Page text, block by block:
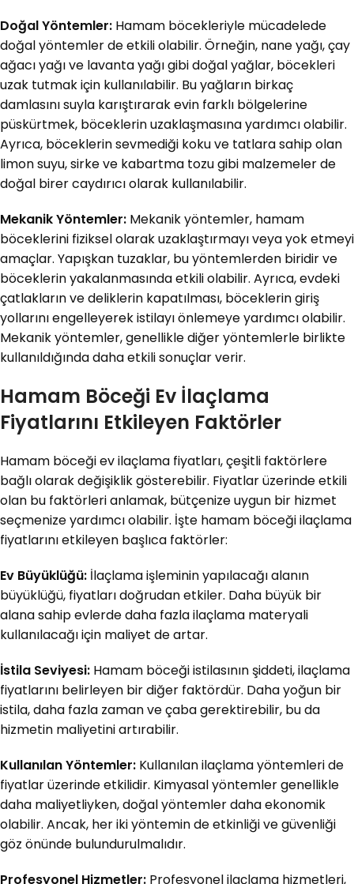
Doğal Yöntemler: Hamam böcekleriyle mücadelede
doğal yöntemler de etkili olabilir. Örneğin, nane yağı, çay
ağacı yağı ve lavanta yağı gibi doğal yağlar, böcekleri
uzak tutmak için kullanılabilir. Bu yağların birkaç
damlasını suyla karıştırarak evin farklı bölgelerine
püskürtmek, böceklerin uzaklaşmasına yardımcı olabilir.
Ayrıca, böceklerin sevmediği koku ve tatlara sahip olan
limon suyu, sirke ve kabartma tozu gibi malzemeler de
doğal birer caydırıcı olarak kullanılabilir.
Mekanik Yöntemler: Mekanik yöntemler, hamam
böceklerini fiziksel olarak uzaklaştırmayı veya yok etmeyi
amaçlar. Yapışkan tuzaklar, bu yöntemlerden biridir ve
böceklerin yakalanmasında etkili olabilir. Ayrıca, evdeki
çatlakların ve deliklerin kapatılması, böceklerin giriş
yollarını engelleyerek istilayı önlemeye yardımcı olabilir.
Mekanik yöntemler, genellikle diğer yöntemlerle birlikte
kullanıldığında daha etkili sonuçlar verir.
Hamam Böceği Ev İlaçlama
Fiyatlarını Etkileyen Faktörler
Hamam böceği ev ilaçlama fiyatları, çeşitli faktörlere
bağlı olarak değişiklik gösterebilir. Fiyatlar üzerinde etkili
olan bu faktörleri anlamak, bütçenize uygun bir hizmet
seçmenize yardımcı olabilir. İşte hamam böceği ilaçlama
fiyatlarını etkileyen başlıca faktörler:
Ev Büyüklüğü: İlaçlama işleminin yapılacağı alanın
büyüklüğü, fiyatları doğrudan etkiler. Daha büyük bir
alana sahip evlerde daha fazla ilaçlama materyali
kullanılacağı için maliyet de artar.
İstila Seviyesi: Hamam böceği istilasının şiddeti, ilaçlama
fiyatlarını belirleyen bir diğer faktördür. Daha yoğun bir
istila, daha fazla zaman ve çaba gerektirebilir, bu da
hizmetin maliyetini artırabilir.
Kullanılan Yöntemler: Kullanılan ilaçlama yöntemleri de
fiyatlar üzerinde etkilidir. Kimyasal yöntemler genellikle
daha maliyetliyken, doğal yöntemler daha ekonomik
olabilir. Ancak, her iki yöntemin de etkinliği ve güvenliği
göz önünde bulundurulmalıdır.
Profesyonel Hizmetler: Profesyonel ilaçlama hizmetleri,